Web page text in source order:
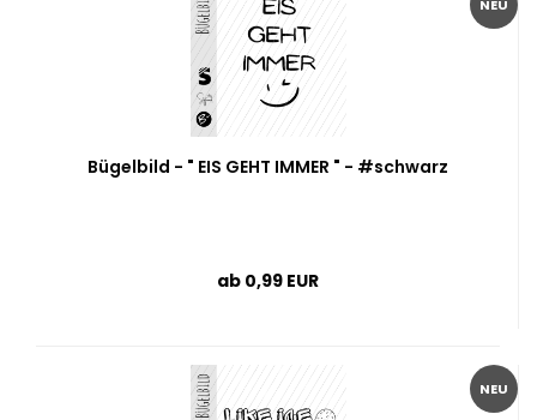
NEU
Bügelbild - " EIS GEHT IMMER " - #schwarz
ab 0,99 EUR
NEU